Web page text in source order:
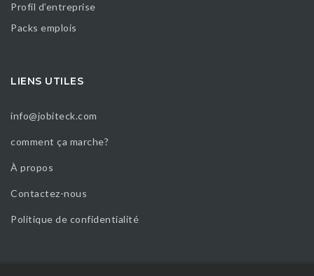
Profil d’entreprise
Packs emplois
LIENS UTILES
info@jobiteck.com
comment ça marche?
À propos
Contactez-nous
Politique de confidentialité